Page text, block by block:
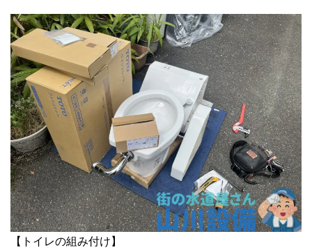
【トイレの組み付け】